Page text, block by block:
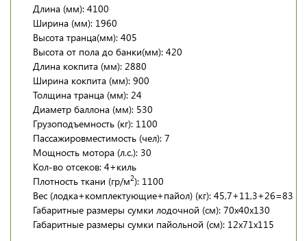
Длина (мм): 4100
Ширина (мм): 1960
Высота транца(мм): 405
Высота от пола до банки(мм): 420
Длина кокпита (мм): 2880
Ширина кокпита (мм): 900
Толщина транца (мм): 24
Диаметр баллона (мм): 530
Грузоподъемность (кг): 1100
Пассажировместимость (чел): 7
Мощность мотора (л.с.): 30
Кол-во отсеков: 4+киль
Плотность ткани (гр/м2): 1100
Вес (лодка+комплектующие+пайол) (кг): 45,7+11,3+26=83
Габаритные размеры сумки лодочной (см): 70х40х130
Габаритные размеры сумки пайольной (см): 12х71х115